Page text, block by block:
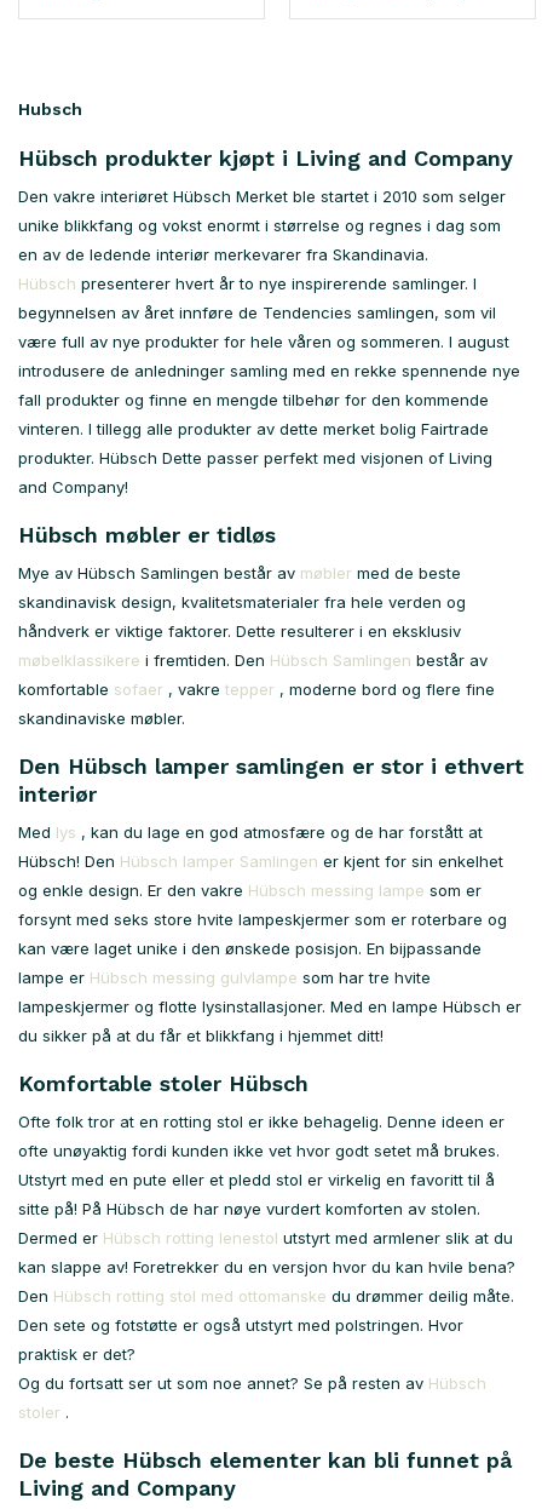
Hubsch
Hübsch produkter kjøpt i Living and Company
Den vakre interiøret Hübsch Merket ble startet i 2010 som selger
unike blikkfang og vokst enormt i størrelse og regnes i dag som
en av de ledende interiør merkevarer fra Skandinavia.
Hübsch presenterer hvert år to nye inspirerende samlinger. I
begynnelsen av året innføre de Tendencies samlingen, som vil
være full av nye produkter for hele våren og sommeren. I august
introdusere de anledninger samling med en rekke spennende nye
fall produkter og finne en mengde tilbehør for den kommende
vinteren. I tillegg alle produkter av dette merket bolig Fairtrade
produkter. Hübsch Dette passer perfekt med visjonen of Living
and Company!
Hübsch møbler er tidløs
Mye av Hübsch Samlingen består av møbler med de beste
skandinavisk design, kvalitetsmaterialer fra hele verden og
håndverk er viktige faktorer. Dette resulterer i en eksklusiv
møbelklassikere i fremtiden. Den Hübsch Samlingen består av
komfortable sofaer , vakre tepper , moderne bord og flere fine
skandinaviske møbler.
Den Hübsch lamper samlingen er stor i ethvert
interiør
Med lys , kan du lage en god atmosfære og de har forstått at
Hübsch! Den Hübsch lamper Samlingen er kjent for sin enkelhet
og enkle design. Er den vakre Hübsch messing lampe som er
forsynt med seks store hvite lampeskjermer som er roterbare og
kan være laget unike i den ønskede posisjon. En bijpassande
lampe er Hübsch messing gulvlampe som har tre hvite
lampeskjermer og flotte lysinstallasjoner. Med en lampe Hübsch er
du sikker på at du får et blikkfang i hjemmet ditt!
Komfortable stoler Hübsch
Ofte folk tror at en rotting stol er ikke behagelig. Denne ideen er
ofte unøyaktig fordi kunden ikke vet hvor godt setet må brukes.
Utstyrt med en pute eller et pledd stol er virkelig en favoritt til å
sitte på! På Hübsch de har nøye vurdert komforten av stolen.
Dermed er Hübsch rotting lenestol utstyrt med armlener slik at du
kan slappe av! Foretrekker du en versjon hvor du kan hvile bena?
Den Hübsch rotting stol med ottomanske du drømmer deilig måte.
Den sete og fotstøtte er også utstyrt med polstringen. Hvor
praktisk er det?
Og du fortsatt ser ut som noe annet? Se på resten av Hübsch
stoler .
De beste Hübsch elementer kan bli funnet på
Living and Company